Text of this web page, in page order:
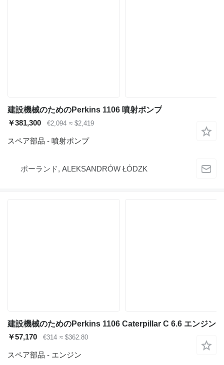
建設機械のためのPerkins 1106 噴射ポンプ
￥381,300
€2,094 ≈ $2,419
スペア部品 - 噴射ポンプ
ポーランド, ALEKSANDRÓW ŁÓDZK
建設機械のためのPerkins 1106 Caterpillar C 6.6 エンジン
￥57,170
€314 ≈ $362.80
スペア部品 - エンジン